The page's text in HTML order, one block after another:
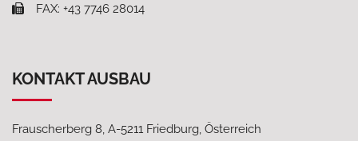
FAX: +43 7746 28014
KONTAKT AUSBAU
Frauscherberg 8, A-5211 Friedburg, Österreich